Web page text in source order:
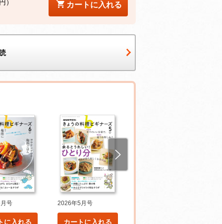
） カートに入れる
号
に入れる
2026年5月号
カートに入れる